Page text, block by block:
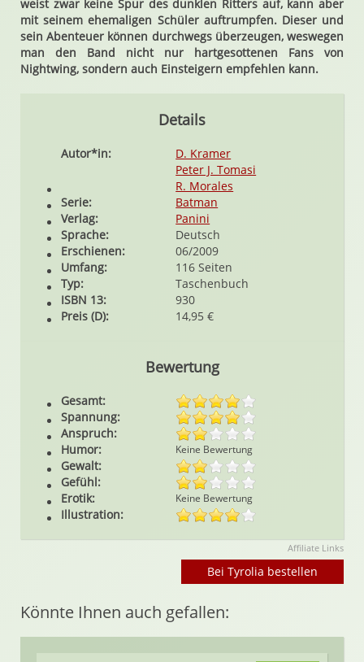
weist zwar keine Spur des dunklen Ritters auf, kann aber
mit seinem ehemaligen Schüler auftrumpfen. Dieser und
sein Abenteuer können durchwegs überzeugen, weswegen
man den Band nicht nur hartgesottenen Fans von
Nightwing, sondern auch Einsteigern empfehlen kann.
Details
Autor*in:
D. Kramer
Peter J. Tomasi
R. Morales
Serie:
Batman
Verlag:
Panini
Sprache:
Deutsch
Erschienen:
06/2009
Umfang:
116 Seiten
Typ:
Taschenbuch
ISBN 13:
930
Preis (D):
14,95 €
Bewertung
Gesamt:
Spannung:
Anspruch:
Humor:
Keine Bewertung
Gewalt:
Gefühl:
Erotik:
Keine Bewertung
Illustration:
Affiliate Links
Bei Tyrolia bestellen
Könnte Ihnen auch gefallen: